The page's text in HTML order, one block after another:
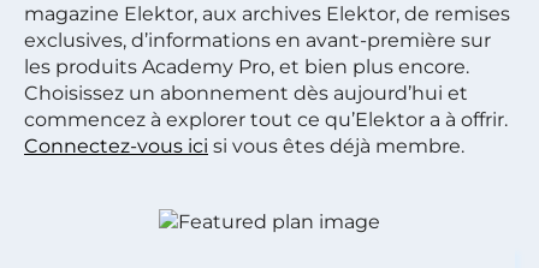
magazine Elektor, aux archives Elektor, de remises
exclusives, d’informations en avant-première sur
les produits Academy Pro, et bien plus encore.
Choisissez un abonnement dès aujourd’hui et
commencez à explorer tout ce qu’Elektor a à offrir.
Connectez-vous ici si vous êtes déjà membre.